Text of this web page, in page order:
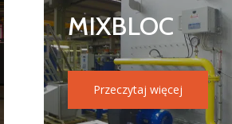
Przeczytaj więcej
MIXBLOC